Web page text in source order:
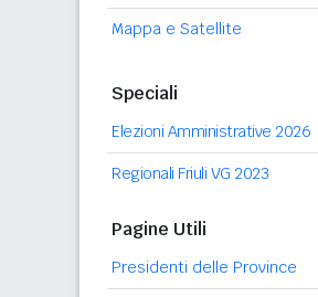
Mappa e Satellite
Speciali
Elezioni Amministrative 2026
Regionali Friuli VG 2023
Pagine Utili
Presidenti delle Province